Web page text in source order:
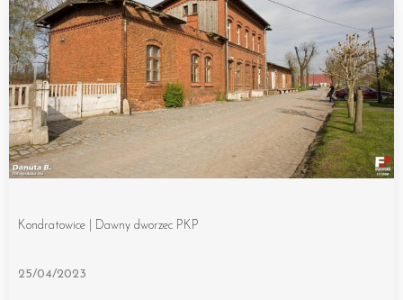
Kondratowice | Dawny dworzec PKP
25/04/2023